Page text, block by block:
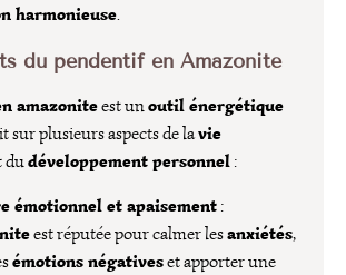
harmonieuse.
du pendentif en Amazonite
amazoniteest unoutil énergétique
sur plusieurs aspects de lavie
dudéveloppement personnel :
émotionnel et apaisement :
est réputée pour calmer lesanxiétés,
émotions négativeset apporter une